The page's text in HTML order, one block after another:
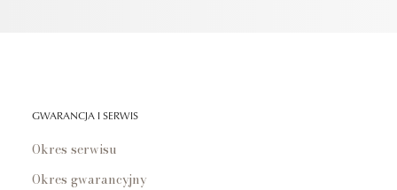
GWARANCJA I SERWIS
Okres serwisu
Okres gwarancyjny